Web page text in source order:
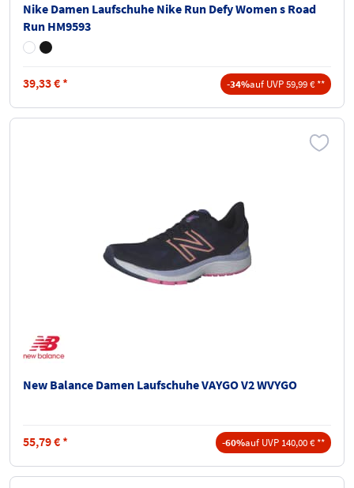
Nike Damen Laufschuhe Nike Run Defy Women s Road
Run HM9593
39,33€ * -34%auf UVP 59,99 € **
New Balance Damen Laufschuhe VAYGO V2 WVYGO
55,79€ * -60%auf UVP 140,00 € **